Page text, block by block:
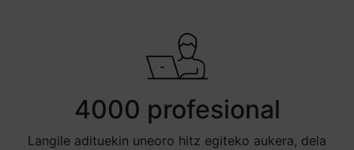
4000 profesional
Langile adituekin uneoro hitz egiteko aukera, dela